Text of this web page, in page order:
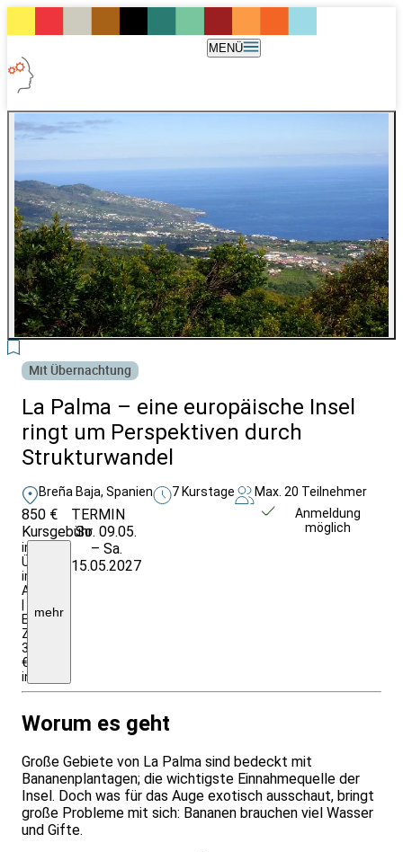
MENÜ
Mit Übernachtung
La Palma – eine europäische Insel
ringt um Perspektiven durch
Strukturwandel
Breña Baja, Spanien 7 Kurstage Max. 20 Teilnehmer
850 €
Kursgebühr
inkl.
Ü/F
im
Appartement
EZ-
Zuschlag:
300,-
€
insgesamt
mehr
TERMIN
So. 09.05.
– Sa.
15.05.2027
Anmeldung
möglich
Worum es geht
Große Gebiete von La Palma sind bedeckt mit
Bananen­plantagen; die wichtigste Ein­nahmequelle der
Insel. Doch was für das Auge exotisch ausschaut, bringt
große Probleme mit sich: Bananen brauchen viel Wasser
und Gifte.